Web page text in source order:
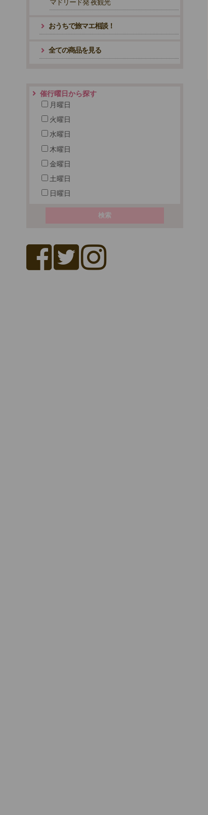
マドリード発 夜観光
おうちで旅マエ相談！
全ての商品を見る
催行曜日から探す
月曜日
火曜日
水曜日
木曜日
金曜日
土曜日
日曜日